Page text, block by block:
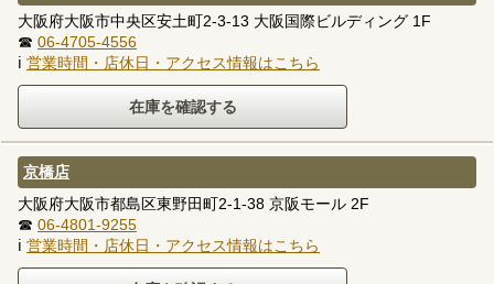
大阪府大阪市中央区安土町2-3-13 大阪国際ビルディング 1F
☎ 06-4705-4556
ℹ 営業時間・店休日・アクセス情報はこちら
京橋店
大阪府大阪市都島区東野田町2-1-38 京阪モール 2F
☎ 06-4801-9255
ℹ 営業時間・店休日・アクセス情報はこちら